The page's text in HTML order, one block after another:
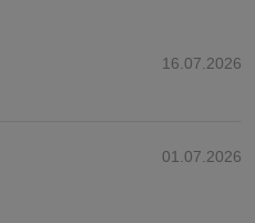
16.07.2026
01.07.2026